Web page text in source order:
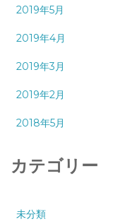
2019年5月
2019年4月
2019年3月
2019年2月
2018年5月
カテゴリー
未分類